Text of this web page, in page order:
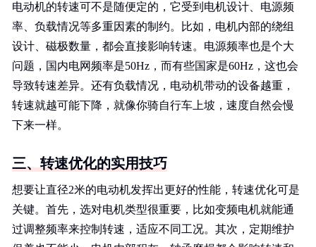
电动机的转速可不是随便定的，它受到电机设计、电源频
率、负载情况等多重因素的制约。比如，电机内部的绕组
设计、磁极数量，都会直接影响转速。电源频率也是个大
问题，国内电网频率是50Hz，而有些国家是60Hz，这也会
导致转速差异。还有负载情况，电动机带动的设备越重，
转速就越可能下降，就像你骑自行车上坡，速度自然会慢
下来一样。
三、转速优化的实用技巧
想要让直径2米的电动机发挥出更好的性能，转速优化可是
关键。首先，选对电机类型很重要，比如变频电机就能通
过调整频率来控制转速，适应不同工况。其次，定期维护